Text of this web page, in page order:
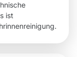
ist